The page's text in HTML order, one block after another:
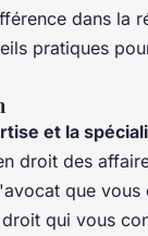
dans la
pratiques
et la
droit des
que vous
qui vous